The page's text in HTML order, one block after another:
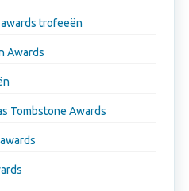
trofeeën
Awards
Tombstone Awards